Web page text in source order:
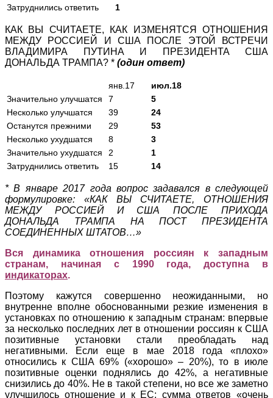
Затруднились ответить
1
КАК ВЫ СЧИТАЕТЕ, КАК ИЗМЕНЯТСЯ ОТНОШЕНИЯ
МЕЖДУ РОССИЕЙ И США ПОСЛЕ ЭТОЙ ВСТРЕЧИ
ВЛАДИМИРА ПУТИНА И ПРЕЗИДЕНТА США
ДОНАЛЬДА ТРАМПА? * (один ответ)
янв.17
июл.18
Значительно улучшатся
7
5
Несколько улучшатся
39
24
Останутся прежними
29
53
Несколько ухудшатся
8
3
Значительно ухудшатся
2
1
Затруднились ответить
15 14
* В январе 2017 года вопрос задавался в следующей
формулировке: «КАК ВЫ СЧИТАЕТЕ, ОТНОШЕНИЯ
МЕЖДУ РОССИЕЙ И США ПОСЛЕ ПРИХОДА
ДОНАЛЬДА ТРАМПА НА ПОСТ ПРЕЗИДЕНТА
СОЕДИНЕННЫХ ШТАТОВ…»
Вся динамика отношения россиян к западным
странам, начиная с 1990 года, доступна в
индикаторах.
Поэтому кажутся совершенно неожиданными, но
внутренне вполне обоснованными резкие изменения в
установках по отношению к западным странам: впервые
за несколько последних лет в отношении россиян к США
позитивные установки стали преобладать над
негативными. Если еще в мае 2018 года «плохо»
относились к США 69% («хорошо» – 20%), то в июле
позитивные оценки поднялись до 42%, а негативные
снизились до 40%. Не в такой степени, но все же заметно
улучшилось отношение и к ЕС: сумма ответов «очень